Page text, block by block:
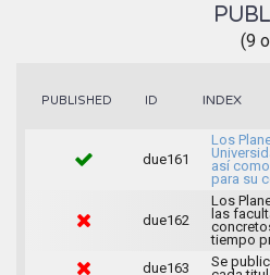
(9
PUBLISHED ID INDEX
due161
Los
así
para su
due162
Los
las
tiempo
due163
Se